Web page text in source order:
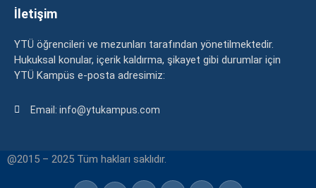
İletişim
YTÜ öğrencileri ve mezunları tarafından yönetilmektedir.
Hukuksal konular, içerik kaldırma, şikayet gibi durumlar için
YTÜ Kampüs e-posta adresimiz:
Email: info@ytukampus.com
@2015 – 2025 Tüm hakları saklıdır.